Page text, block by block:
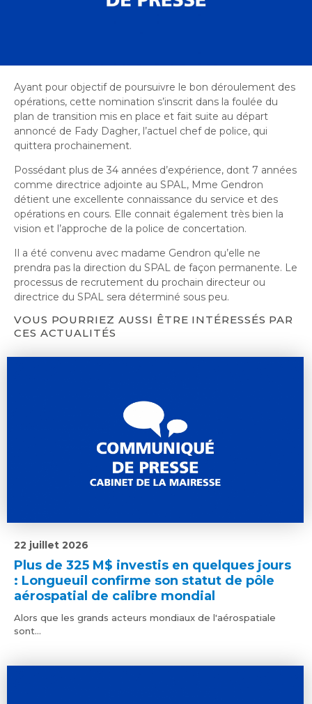
nouvelle
Bureau de l’éthique et de l’inspection
dans
Centre-ville de Longueuil
Cour municipale et contravention
Cour municipale et contravention
Gouvernance et saine gestion
Gouvernance et saine gestion
Office de participation publique de Longueuil
Office de participation publique de Longueuil
dans
une
nouvelle
fenêtre
Politiques municipales
Politiques municipales
Réclamations
Réclamations
Vérificatrice générale
Ayant pour objectif de poursuivre le bon déroulement des
opérations, cette nomination s’inscrit dans la foulée du
plan de transition mis en place et fait suite au départ
annoncé de Fady Dagher, l’actuel chef de police, qui
quittera prochainement.
Possédant plus de 34 années d’expérience, dont 7 années
comme directrice adjointe au SPAL, Mme Gendron
détient une excellente connaissance du service et des
opérations en cours. Elle connait également très bien la
vision et l’approche de la police de concertation.
Il a été convenu avec madame Gendron qu’elle ne
prendra pas la direction du SPAL de façon permanente. Le
processus de recrutement du prochain directeur ou
directrice du SPAL sera déterminé sous peu.
VOUS POURRIEZ AUSSI ÊTRE INTÉRESSÉS PAR
CES ACTUALITÉS
Plus de 325 M$ investis en quelques jours
: Longueuil confirme son statut de pôle
aérospatial de calibre mondial
22 juillet 2026
Alors que les grands acteurs mondiaux de l'aérospatiale
sont...